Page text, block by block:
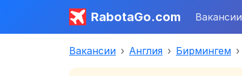
RabotaGo.com Вакансии
Вакансии Англия Бирмингем